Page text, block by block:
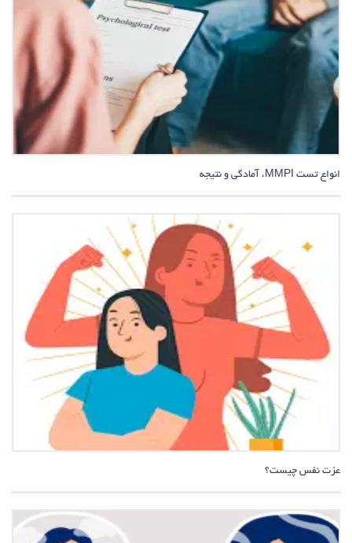
انواع تست MMPI، آمادگی و نتیجه
عزت نفس چیست؟